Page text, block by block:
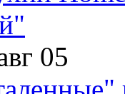
05